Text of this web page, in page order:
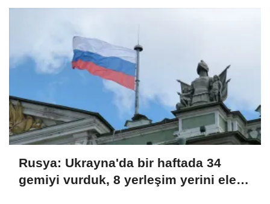
Rusya: Ukrayna'da bir haftada 34
gemiyi vurduk, 8 yerleşim yerini ele